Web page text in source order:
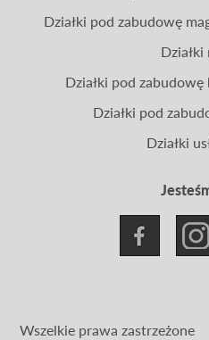
Działki pod zabudowę
Działki pod
Działki pod
Działki
Wszelkie prawa zastrzeżone